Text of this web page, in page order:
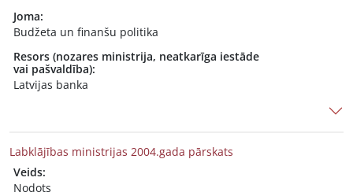
Joma:
Budžeta un finanšu politika
Resors (nozares ministrija, neatkarīga iestāde
vai pašvaldība):
Latvijas banka
Labklājības ministrijas 2004.gada pārskats
Veids:
Nodots